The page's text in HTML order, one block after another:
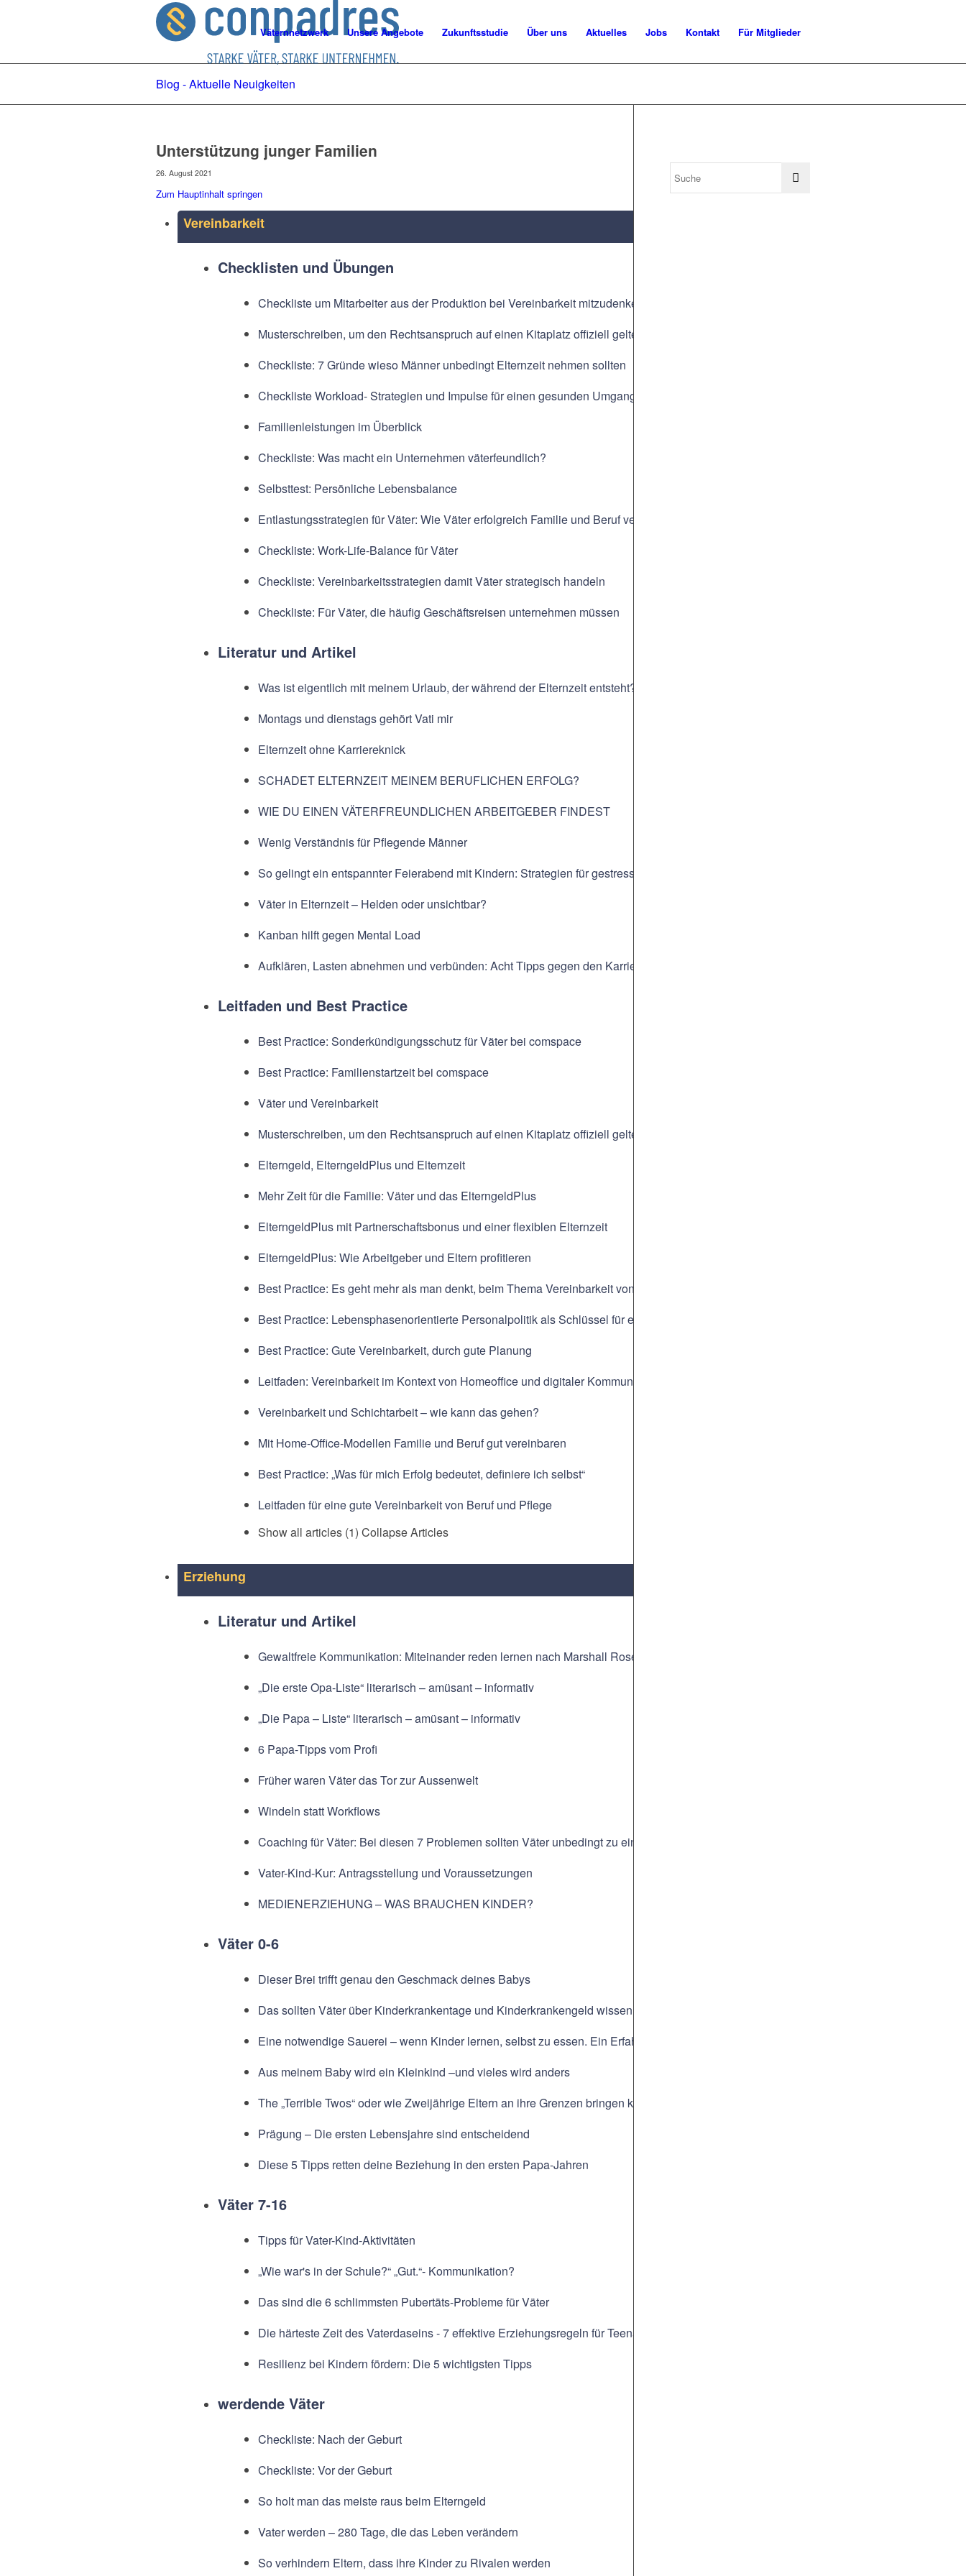
Väternnetzwerk Unsere Angebote Zukunftsstudie Über uns Aktuelles Jobs Kontakt Für Mitglieder
Blog - Aktuelle Neuigkeiten
Unterstützung junger Familien
26. August 2021
Zum Hauptinhalt springen
Vereinbarkeit
Checklisten und Übungen
Checkliste um Mitarbeiter aus der Produktion bei Vereinbarkeit mitzudenken
Musterschreiben, um den Rechtsanspruch auf einen Kitaplatz offiziell geltend zumachen
Checkliste: 7 Gründe wieso Männer unbedingt Elternzeit nehmen sollten
Checkliste Workload- Strategien und Impulse für einen gesunden Umgang mit hoher Arbeitsbelastung
Familienleistungen im Überblick
Checkliste: Was macht ein Unternehmen väterfeundlich?
Selbsttest: Persönliche Lebensbalance
Entlastungsstrategien für Väter: Wie Väter erfolgreich Familie und Beruf vereinbaren können
Checkliste: Work-Life-Balance für Väter
Checkliste: Vereinbarkeitsstrategien damit Väter strategisch handeln
Checkliste: Für Väter, die häufig Geschäftsreisen unternehmen müssen
Literatur und Artikel
Was ist eigentlich mit meinem Urlaub, der während der Elternzeit entsteht?
Montags und dienstags gehört Vati mir
Elternzeit ohne Karriereknick
SCHADET ELTERNZEIT MEINEM BERUFLICHEN ERFOLG?
WIE DU EINEN VÄTERFREUNDLICHEN ARBEITGEBER FINDEST
Wenig Verständnis für Pflegende Männer
So gelingt ein entspannter Feierabend mit Kindern: Strategien für gestresste Eltern
Väter in Elternzeit – Helden oder unsichtbar?
Kanban hilft gegen Mental Load
Aufklären, Lasten abnehmen und verbünden: Acht Tipps gegen den Karrierekiller Mental Load
Leitfaden und Best Practice
Best Practice: Sonderkündigungsschutz für Väter bei comspace
Best Practice: Familienstartzeit bei comspace
Väter und Vereinbarkeit
Musterschreiben, um den Rechtsanspruch auf einen Kitaplatz offiziell geltend zumachen
Elterngeld, ElterngeldPlus und Elternzeit
Mehr Zeit für die Familie: Väter und das ElterngeldPlus
ElterngeldPlus mit Partnerschaftsbonus und einer flexiblen Elternzeit
ElterngeldPlus: Wie Arbeitgeber und Eltern profitieren
Best Practice: Es geht mehr als man denkt, beim Thema Vereinbarkeit von Familie und Beruf
Best Practice: Lebensphasenorientierte Personalpolitik als Schlüssel für eine gute Vereinbarkeit
Best Practice: Gute Vereinbarkeit, durch gute Planung
Leitfaden: Vereinbarkeit im Kontext von Homeoffice und digitaler Kommunikation zwischen Beruf und Familie
Vereinbarkeit und Schichtarbeit – wie kann das gehen?
Mit Home-Office-Modellen Familie und Beruf gut vereinbaren
Best Practice: „Was für mich Erfolg bedeutet, definiere ich selbst“
Leitfaden für eine gute Vereinbarkeit von Beruf und Pflege
Show all articles (1) Collapse Articles
Erziehung
Literatur und Artikel
Gewaltfreie Kommunikation: Miteinander reden lernen nach Marshall Rosenberg
„Die erste Opa-Liste“ literarisch – amüsant – informativ
„Die Papa – Liste“ literarisch – amüsant – informativ
6 Papa-Tipps vom Profi
Früher waren Väter das Tor zur Aussenwelt
Windeln statt Workflows
Coaching für Väter: Bei diesen 7 Problemen sollten Väter unbedingt zu einem Coach gehen
Vater-Kind-Kur: Antragsstellung und Voraussetzungen
MEDIENERZIEHUNG – WAS BRAUCHEN KINDER?
Väter 0-6
Dieser Brei trifft genau den Geschmack deines Babys
Das sollten Väter über Kinderkrankentage und Kinderkrankengeld wissen
Eine notwendige Sauerei – wenn Kinder lernen, selbst zu essen. Ein Erfahrungsbericht
Aus meinem Baby wird ein Kleinkind –und vieles wird anders
The „Terrible Twos“ oder wie Zweijährige Eltern an ihre Grenzen bringen können
Prägung – Die ersten Lebensjahre sind entscheidend
Diese 5 Tipps retten deine Beziehung in den ersten Papa-Jahren
Väter 7-16
Tipps für Vater-Kind-Aktivitäten
„Wie war's in der Schule?“ „Gut.“- Kommunikation?
Das sind die 6 schlimmsten Pubertäts-Probleme für Väter
Die härteste Zeit des Vaterdaseins - 7 effektive Erziehungsregeln für Teenager
Resilienz bei Kindern fördern: Die 5 wichtigsten Tipps
werdende Väter
Checkliste: Nach der Geburt
Checkliste: Vor der Geburt
So holt man das meiste raus beim Elterngeld
Vater werden – 280 Tage, die das Leben verändern
So verhindern Eltern, dass ihre Kinder zu Rivalen werden